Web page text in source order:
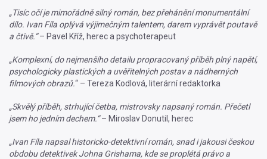
„Tisíc očí je mimořádně silný román, bez přehánění monumentální
dílo. Ivan Fíla oplývá výjimečným talentem, darem vyprávět poutavě
a čtivě.“– Pavel Kříž, herec a psychoterapeut
„Komplexní, do nejmenšího detailu propracovaný příběh plný napětí,
psychologicky plastických a uvěřitelných postav a nádherných
filmových obrazů.“ – Tereza Kodlová, literární redaktorka
„Skvělý příběh, strhující četba, mistrovsky napsaný román. Přečetl
jsem ho jedním dechem.“– Miroslav Donutil, herec
„Ivan Fíla napsal historicko-detektivní román, snad i jakousi českou
obdobu detektivek Johna Grishama, kde se proplétá právo a